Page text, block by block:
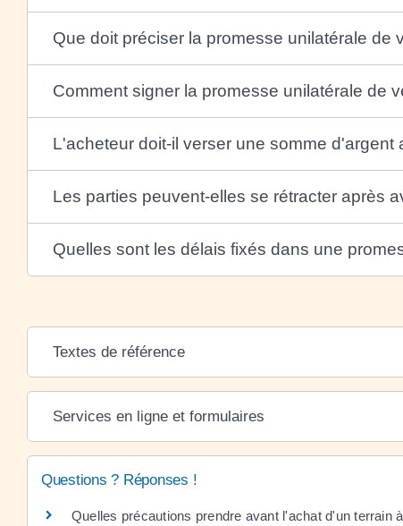
Que doit préciser la promesse unilatérale de
Comment signer la promesse unilatérale de
L'acheteur doit-il verser une somme
Les parties peuvent-elles se rétracter après
Quelles sont les délais fixés dans une
Textes de référence
Services en ligne et formulaires
Questions ? Réponses !
Quelles précautions prendre avant l'achat d'un terrain